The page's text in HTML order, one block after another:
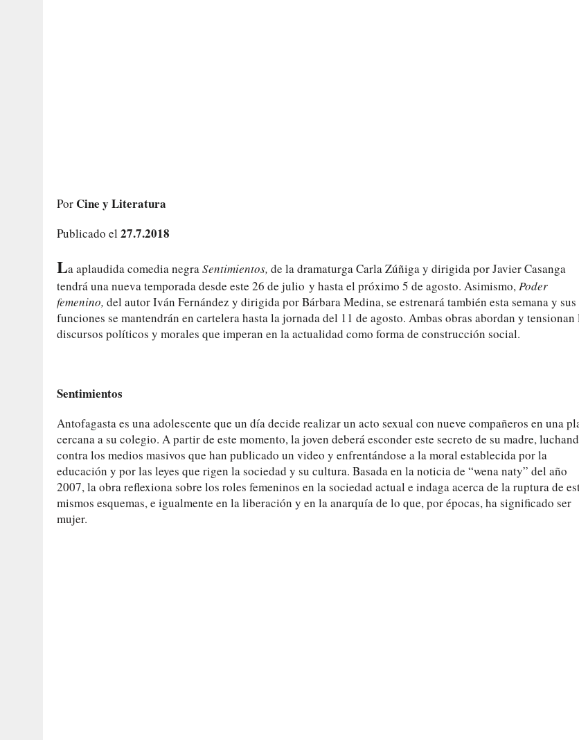
Por Cine y Literatura
Publicado el 27.7.2018
La aplaudida comedia negraSentimientos, de la dramaturga Carla Zúñiga y dirigida por Javier Casanga
tendrá una nueva temporada desde este 26 de julio y hasta el próximo 5 de agosto. Asimismo,Poder
femenino, del autor Iván Fernández y dirigida por Bárbara Medina, se estrenará también esta semana y sus
funciones se mantendrán en cartelera hasta la jornada del 11 de agosto. Ambas obras abordan y tensionan
discursos políticos y morales que imperan en la actualidad como forma de construcción social.
Sentimientos
Antofagasta es una adolescente que un día decide realizar un acto sexual con nueve compañeros en una
cercana a su colegio. A partir de este momento, la joven deberá esconder este secreto de su madre,
contra los medios masivos que han publicado un video y enfrentándose a la moral establecida por la
educación y por las leyes que rigen la sociedad y su cultura. Basada en la noticia de “wena naty” del año
2007, la obra reflexiona sobre los roles femeninos en la sociedad actual e indaga acerca de la ruptura de
mismos esquemas, e igualmente en la liberación y en la anarquía de lo que, por épocas, ha significado ser
mujer.